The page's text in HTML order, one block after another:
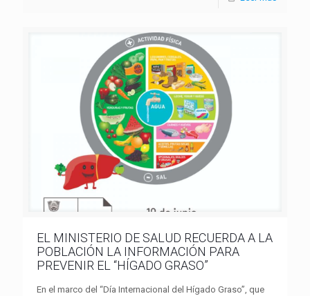
EL MINISTERIO DE SALUD RECUERDA A LA
POBLACIÓN LA INFORMACIÓN PARA
PREVENIR EL “HÍGADO GRASO”
En el marco del “Día Internacional del Hígado Graso”, que